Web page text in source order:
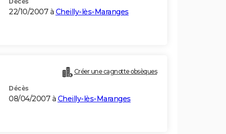
22/10/2007 à Cheilly-lès-Maranges
Créer une cagnotte obsèques
Décès
08/04/2007 à Cheilly-lès-Maranges